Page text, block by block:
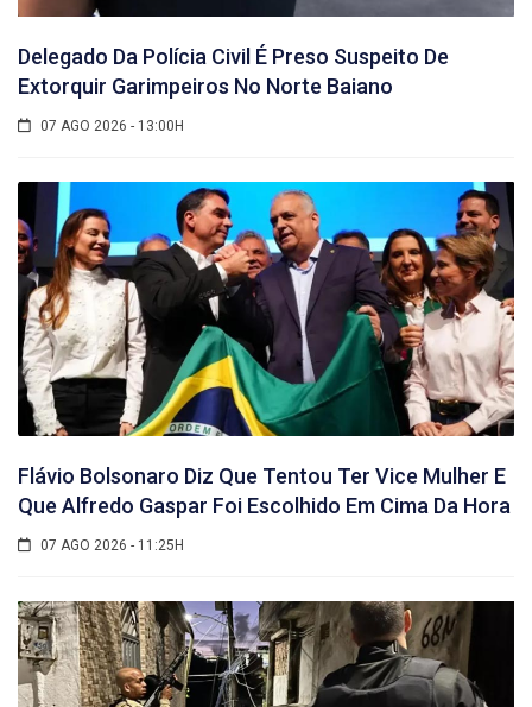
Delegado Da Polícia Civil É Preso Suspeito De
Extorquir Garimpeiros No Norte Baiano
07 AGO 2026 - 13:00H
Flávio Bolsonaro Diz Que Tentou Ter Vice Mulher E
Que Alfredo Gaspar Foi Escolhido Em Cima Da Hora
07 AGO 2026 - 11:25H